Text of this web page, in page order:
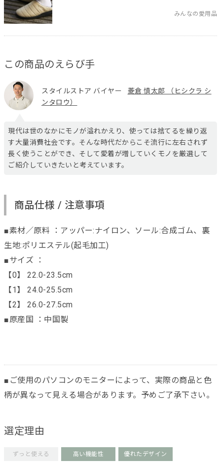
みんなの愛用品
この商品のえらび手
スタイルストア バイヤー
菱倉 慎太郎 （ヒシクラ シ
ンタロウ）
現代は世のなかにモノが溢れかえり、使っては捨てるを繰り返
す大量消費社会です。そんな時代だからこそ流行に左右されず
長く使うことができ、そして愛着が増していくモノを厳選して
ご紹介していきたいと考えています。
商品仕様 / 注意事項
■素材／原料 ：アッパー:ナイロン、ソール:合成ゴム、裏
生地:ポリエステル(起毛加工)
■サイズ ：
【0】 22.0-23.5cm
【1】 24.0-25.5cm
【2】 26.0-27.5cm
■原産国 ：中国製
■ご使用のパソコンのモニターによって、実際の商品と色
柄が異なって見える場合があります。予めご了承下さい。
選定理由
ずっと使える 高い機能性 優れたデザイン